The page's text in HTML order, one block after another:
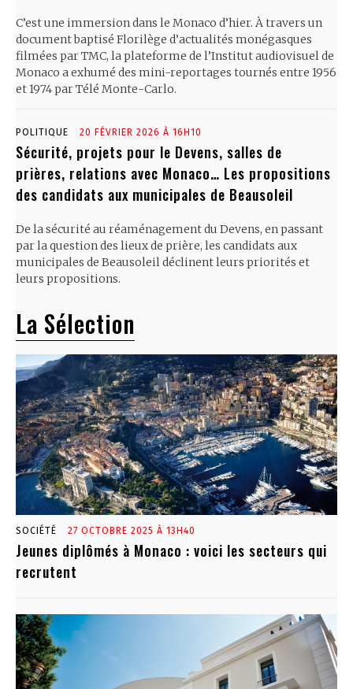
C’est une immersion dans le Monaco d’hier. À travers un
document baptisé Florilège d’actualités monégasques
filmées par TMC, la plateforme de l’Institut audiovisuel de
Monaco a exhumé des mini-reportages tournés entre 1956
et 1974 par Télé Monte-Carlo.
POLITIQUE 20 FÉVRIER 2026 À 16H10
Sécurité, projets pour le Devens, salles de
prières, relations avec Monaco… Les propositions
des candidats aux municipales de Beausoleil
De la sécurité au réaménagement du Devens, en passant
par la question des lieux de prière, les candidats aux
municipales de Beausoleil déclinent leurs priorités et
leurs propositions.
La Sélection
SOCIÉTÉ 27 OCTOBRE 2025 À 13H40
Jeunes diplômés à Monaco : voici les secteurs qui
recrutent